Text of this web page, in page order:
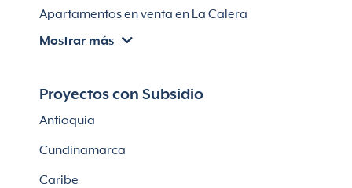
Apartamentos en venta en La Calera
Apartamentos en venta en Chía
Casas en Cajicá
Mostrar más
Proyectos con Subsidio
Antioquia
Cundinamarca
Caribe